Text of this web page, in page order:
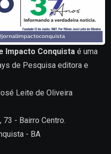
Impacto Conquista é uma
de Pesquisa editora e
Leite de Oliveira
73 - Bairro Centro.
- BA